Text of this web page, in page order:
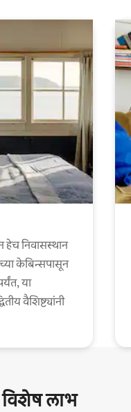
हेच निवासस्थान
केबिन्सपासून
या
वैशिष्ट्यांनी
विशेष लाभ